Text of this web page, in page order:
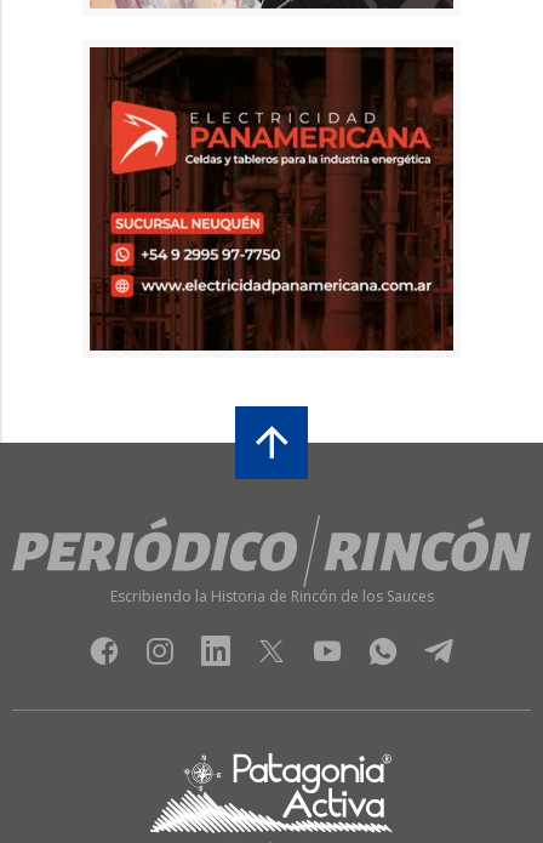
Escribiendo la Historia de Rincón de los Sauces